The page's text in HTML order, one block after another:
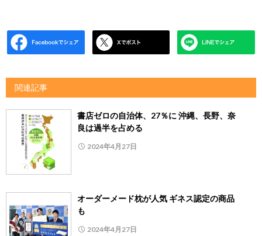
関連記事
書店ゼロの自治体、27％に 沖縄、長野、奈
良は過半を占める
2024年4月27日
オーダーメード枕が人気 ギネス認定の商品
も
2024年4月27日